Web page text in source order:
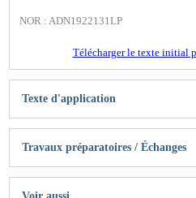
NOR : ADN1922131LP
Télécharger le texte initial
Texte d'application
Travaux préparatoires / Échanges